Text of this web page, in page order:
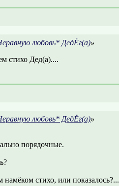
любовь* ДедЁг(а)»
стихо Дед(а)....
любовь* ДедЁг(а)»
порядочные.
стихо, или показалось?...